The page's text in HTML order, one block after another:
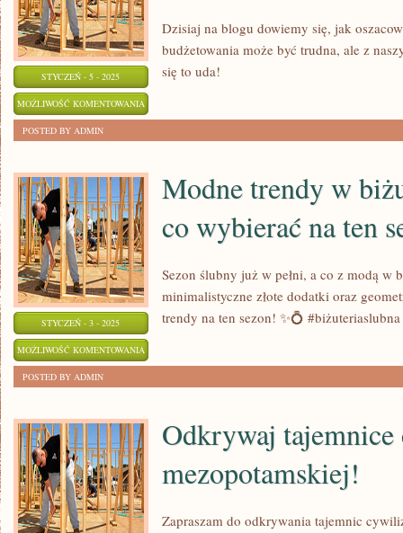
CZTERY
KOŁA
STYCZEŃ - 5 - 2025
MOŻLIWOŚĆ KOMENTOWANIA
BUDOWY
DOMU?
ZOSTAŁA WYŁĄCZONA
Dzisiaj na blogu dowiemy się, jak
budżetowania może być trudna, ale z
się to uda!
POSTED BY ADMIN
STYCZEŃ - 3 - 2025
MOŻLIWOŚĆ KOMENTOWANIA
BIŻUTERII
ŚLUBNEJ:
WYBIERAĆ
ZOSTAŁA WYŁĄCZONA
Modne trendy w
co wybierać na ten
Sezon ślubny już w pełni, a co z modą w
minimalistyczne złote dodatki oraz
trendy na ten sezon! ✨💍
POSTED BY ADMIN
Odkrywaj
mezopotamskiej!
Zapraszam do odkrywania tajemnic